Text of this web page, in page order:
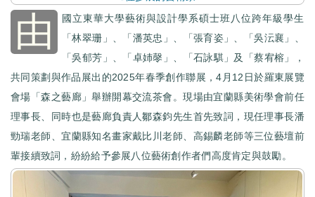
由
國立東華大學藝術與設計學系碩士班八位跨年級學生
「林翠珊」、「潘英忠」、「張育姿」、「吳沄襄」、
「吳郁芳」、「卓姉㲆」、「石詠騏」及「蔡宥榕」，
共同策劃與作品展出的2025年春季創作聯展，4月12日於羅東展覽
會場「森之藝廊」舉辦開幕交流茶會。現場由宜蘭縣美術學會前任
理事長、同時也是藝廊負責人鄒森鈞先生首先致詞，現任理事長潘
勁瑞老師、宜蘭縣知名畫家戴比川老師、高錫麟老師等三位藝壇前
輩接續致詞，紛紛給予參展八位藝術創作者們高度肯定與鼓勵。